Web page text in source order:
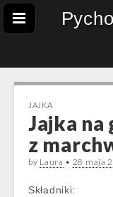
JAJKA
Jajka na
z
by Laura • 28 maja
Składniki: